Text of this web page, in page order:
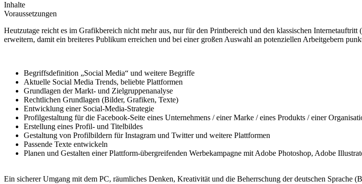
Inhalte
Voraussetzungen
Heutzutage reicht es im Grafikbereich nicht mehr aus, nur für den Printbereich und den klassischen
erweitern, damit ein breiteres Publikum erreichen und bei einer großen Auswahl an potenziellen Arbeitgebern
Begriffsdefinition „Social Media“ und weitere Begriffe
Aktuelle Social Media Trends, beliebte Plattformen
Grundlagen der Markt- und Zielgruppenanalyse
Rechtlichen Grundlagen (Bilder, Grafiken, Texte)
Entwicklung einer Social-Media-Strategie
Profilgestaltung für die Facebook-Seite eines Unternehmens / einer Marke / eines Produkts / einer
Erstellung eines Profil- und Titelbildes
Gestaltung von Profilbildern für Instagram und Twitter und weitere Plattformen
Passende Texte entwickeln
Planen und Gestalten einer Plattform-übergreifenden Werbekampagne mit Adobe Photoshop, Adobe
Ein sicherer Umgang mit dem PC, räumliches Denken, Kreativität und die Beherrschung der deutschen Sprache